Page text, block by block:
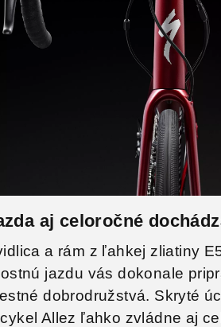
aj celoročné
a rám z ľahkej zliatiny
jazdu vás dokonale
dobrodružstvá. Skryté
Allez ľahko zvládne aj